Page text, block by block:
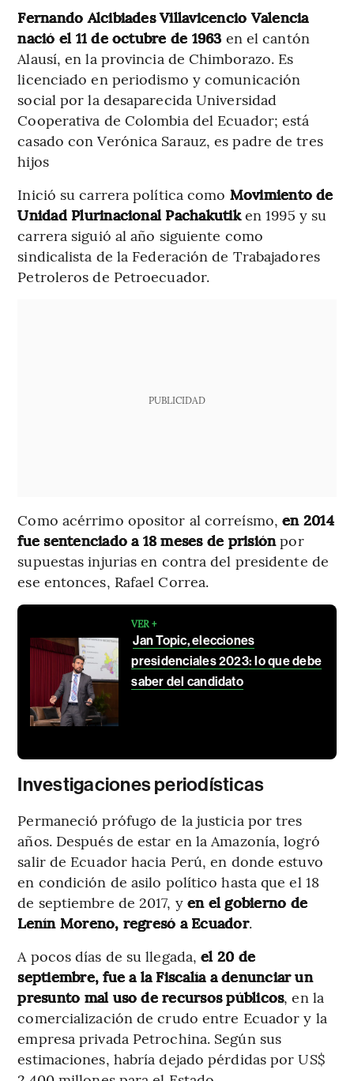
Fernando Alcibiades Villavicencio Valencia
nació el 11 de octubre de 1963 en el cantón
Alausí, en la provincia de Chimborazo. Es
licenciado en periodismo y comunicación
social por la desaparecida Universidad
Cooperativa de Colombia del Ecuador; está
casado con Verónica Sarauz, es padre de tres
hijos
Inició su carrera política como Movimiento de
Unidad Plurinacional Pachakutiken 1995 y su
carrera siguió al año siguiente como
sindicalista de la Federación de Trabajadores
Petroleros de Petroecuador.
PUBLICIDAD
Como acérrimo opositor al correísmo, en 2014
fue sentenciado a 18 meses de prisiónpor
supuestas injurias en contra del presidente de
ese entonces, Rafael Correa.
VER +
Jan Topic, elecciones
presidenciales 2023: lo que debe
saber del candidato
Investigaciones periodísticas
Permaneció prófugo de la justicia por tres
años. Después de estar en la Amazonía, logró
salir de Ecuador hacia Perú, en donde estuvo
en condición de asilo político hasta que el 18
de septiembre de 2017, y en el gobierno de
Lenín Moreno, regresó a Ecuador.
A pocos días de su llegada,el 20 de
septiembre, fue a la Fiscalía a denunciar un
presunto mal uso de recursos públicos, en la
comercialización de crudo entre Ecuador y la
empresa privada Petrochina. Según sus
estimaciones, habría dejado pérdidas por US$